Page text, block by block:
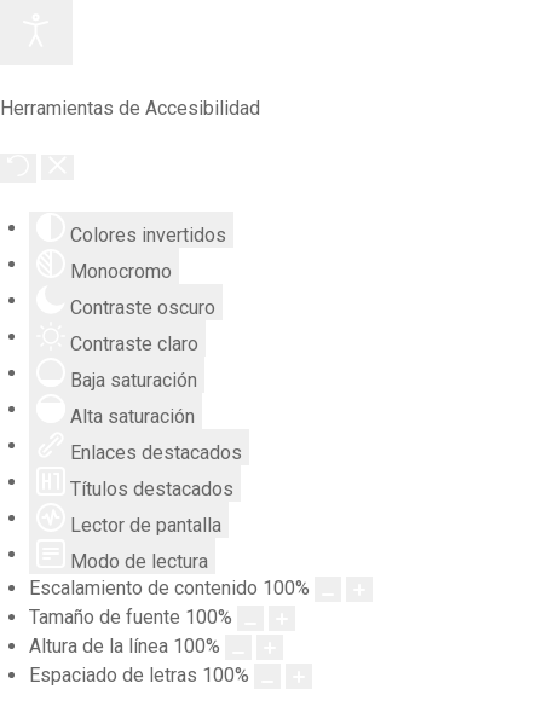
Herramientas de Accesibilidad
Colores invertidos
Monocromo
Contraste oscuro
Contraste claro
Baja saturación
Alta saturación
Enlaces destacados
Títulos destacados
Lector de pantalla
Modo de lectura
Escalamiento de contenido 100%
Tamaño de fuente 100%
Altura de la línea 100%
Espaciado de letras 100%